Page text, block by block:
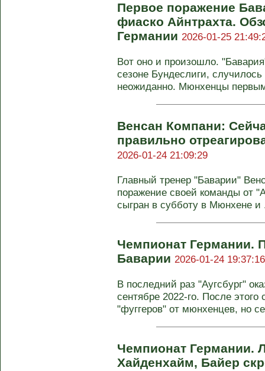
Первое поражение
фиаско Айнтрахта.
Германии 2026-01-25
Вот оно и произошло.
сезоне Бундеслиги,
неожиданно. Мюнхенцы
Венсан Компани:
правильно
2026-01-24 21:09:29
Главный тренер "Баварии"
поражение своей команды от
сыгран в субботу в Мюнхене и
Чемпионат Германии.
Баварии 2026-01-24 19:37:16
В последний раз "Аугсбург"
сентябре 2022-го. После
"фуггеров" от мюнхенцев, но
Чемпионат Германии.
Хайденхайм, Байер